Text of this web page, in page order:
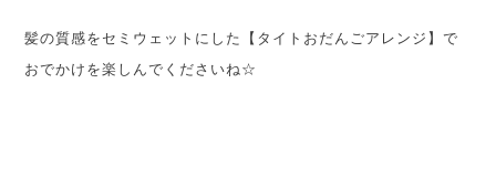
髪の質感をセミウェットにした【タイトおだんごアレンジ】で
おでかけを楽しんでくださいね☆